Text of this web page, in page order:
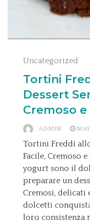
Uncategorized
Tortini
Dessert
Cremoso
ADMIN
Tortini Freddi
Facile, Cremoso
yogurt sono il
preparare un
Cremosi, delicati
dolcetti
loro consistenza